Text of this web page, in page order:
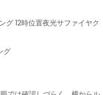
グ 12時位置夜光サファイヤク
グ